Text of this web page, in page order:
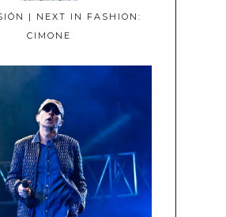
| NEXT IN FASHION:
CIMONE